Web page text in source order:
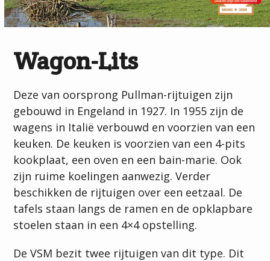
Wagon-Lits
Deze van oorsprong Pullman-rijtuigen zijn
gebouwd in Engeland in 1927. In 1955 zijn de
wagens in Italië verbouwd en voorzien van een
keuken. De keuken is voorzien van een 4-pits
kookplaat, een oven en een bain-marie. Ook
zijn ruime koelingen aanwezig. Verder
beschikken de rijtuigen over een eetzaal. De
tafels staan langs de ramen en de opklapbare
stoelen staan in een 4×4 opstelling.
De VSM bezit twee rijtuigen van dit type. Dit